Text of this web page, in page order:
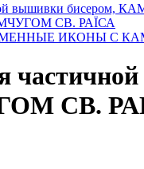
вышивки
СВ. РАЇСА
ИМЕННЫЕ ИКОНЫ С
СВ.